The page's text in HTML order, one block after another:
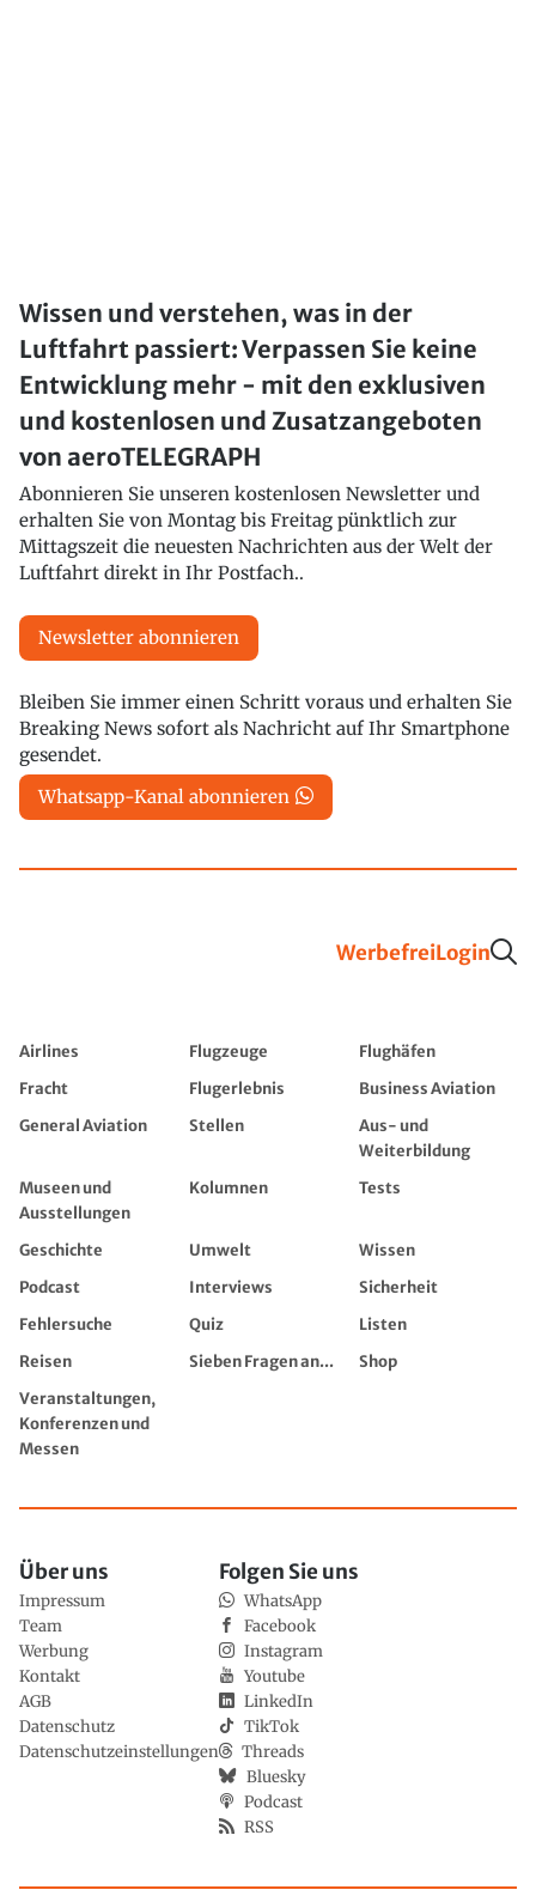
Wissen und verstehen, was in der
Luftfahrt passiert: Verpassen Sie keine
Entwicklung mehr - mit den exklusiven
und kostenlosen und Zusatzangeboten
von aeroTELEGRAPH
Abonnieren Sie unseren kostenlosen Newsletter und
erhalten Sie von Montag bis Freitag pünktlich zur
Mittagszeit die neuesten Nachrichten aus der Welt der
Luftfahrt direkt in Ihr Postfach..
Newsletter abonnieren
Bleiben Sie immer einen Schritt voraus und erhalten Sie
Breaking News sofort als Nachricht auf Ihr Smartphone
gesendet.
Whatsapp-Kanal abonnieren
WerbefreiLogin
Airlines Flugzeuge
Flughäfen
Fracht
Flugerlebnis
Business Aviation
General Aviation
Stellen
Aus- und
Weiterbildung
Museen und
Ausstellungen
Kolumnen Tests
Geschichte Umwelt
Wissen
Podcast
Interviews
Sicherheit
Fehlersuche
Quiz
Listen
Reisen
Sieben Fragen an...
Shop
Veranstaltungen,
Konferenzen und
Messen
Über uns
Impressum
Team
Werbung
Kontakt
AGB
Datenschutz
Datenschutzeinstellungen
Folgen Sie uns
WhatsApp
Facebook
Instagram
Youtube
LinkedIn
TikTok
Threads
Bluesky
Podcast
RSS